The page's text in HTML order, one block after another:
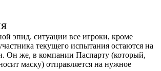
эпид. ситуации все игроки, кроме
текущего испытания остаются на
Он же, в компании Паспарту (который,
маску) отправляется на нужное